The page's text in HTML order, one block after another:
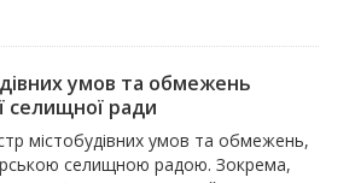
умов та обмежень
селищної ради
містобудівних умов та обмежень,
селищною радою. Зокрема,